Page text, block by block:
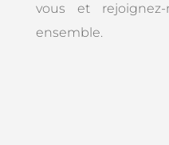
vous et
ensemble.